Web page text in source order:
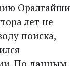
Оралгайши
лет не
поиска,